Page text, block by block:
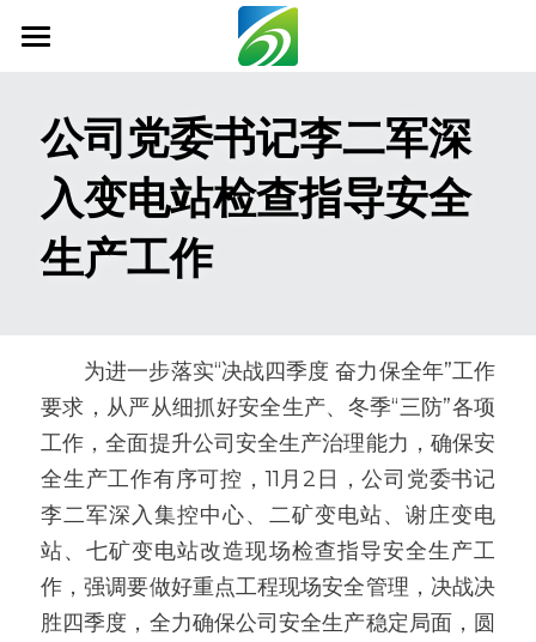
关于我们
新闻资讯
信息公开
业务范围
科技创新
联系我们
搜索
公司党委书记李二军深
入变电站检查指导安全
生产工作
为进一步落实“决战四季度 奋力保全年”工作
要求，从严从细抓好安全生产、冬季“三防”各项
工作，全面提升公司安全生产治理能力，确保安
全生产工作有序可控，11月2日，公司党委书记
李二军深入集控中心、二矿变电站、谢庄变电
站、七矿变电站改造现场检查指导安全生产工
作，强调要做好重点工程现场安全管理，决战决
胜四季度，全力确保公司安全生产稳定局面，圆